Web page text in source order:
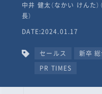
タビュ
TIMESな
中井 健太（なかい けんた
長）
DATE:2024.01.17
セールス 新卒
PR TIMES